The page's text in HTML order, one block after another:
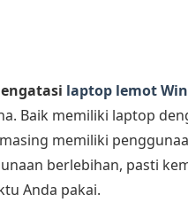
laptop lemot
Baik memiliki laptop
memiliki
berlebihan, pasti
Anda pakai.